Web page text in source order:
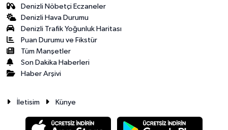
Denizli Nöbetçi Eczaneler
Denizli Hava Durumu
Denizli Trafik Yoğunluk Haritası
Puan Durumu ve Fikstür
Tüm Manşetler
Son Dakika Haberleri
Haber Arşivi
İletisim Künye